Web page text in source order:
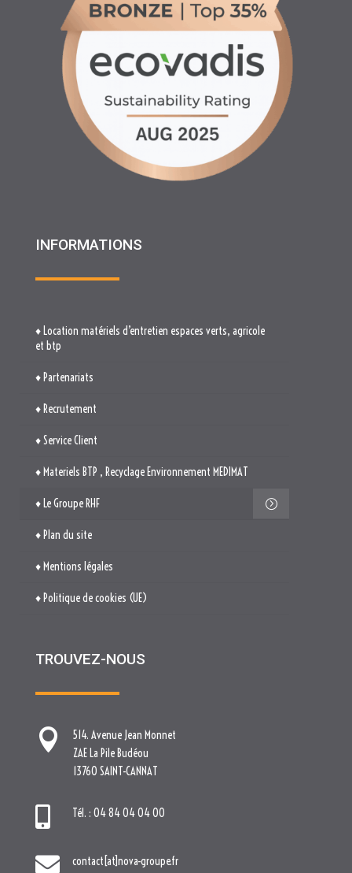
INFORMATIONS
♦ Partenariats
♦ Recrutement
♦ Materiels BTP , Recyclage Environnement MEDIMAT
♦ Le Groupe RHF
♦ Plan du site
♦ Mentions légales
♦ Politique de cookies (UE)
TROUVEZ-NOUS
514. Avenue Jean Monnet

 contact[at]nova-groupe.fr
Cliquez pour accepter les cookies